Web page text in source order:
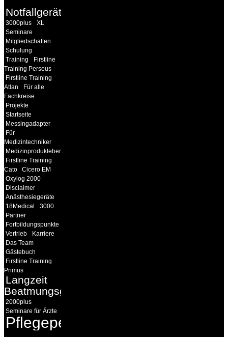
Notfallgeräte
3000plus
XL
Seminare
Mitgliedschaften
Schulung
Training
Firstline
Training Perseus
Firstline Training
Atlan
Für alle
Fachkreise
Projekte
Startseite
Messingadapter
Für
Medizintechniker
Medizinprodukteberater
Firstline Training
Cato
Cicero EM
Oxylog 2000
Disclaimer
Anästhesiegeräte
18Medical
3000
Partner
Fortbildungspunkte
Vertrieb
Karriere
Das Team
Gästebuch
Firstline Training
Primus
Langzeit
Beatmungsgeräte
2000plus
Seminare für Ärzte
Pflegepersonal